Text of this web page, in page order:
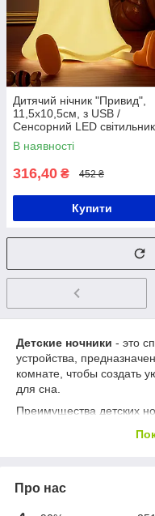
Дитячий нічник "Привид",
11,5х10,5см, з USB /
Сенсорний LED
Силіконовий нічник для
В наявності
316,40 ₴ 452 ₴
Купити
Детские ночники - это
устройства,
комнате, чтобы создать
для сна.
Преимущества детских
Успокаивающий
Про нас